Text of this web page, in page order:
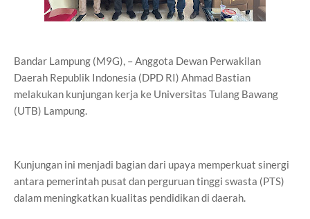
Bandar Lampung (M9G), – Anggota Dewan Perwakilan
Daerah Republik Indonesia (DPD RI) Ahmad Bastian
melakukan kunjungan kerja ke Universitas Tulang Bawang
(UTB) Lampung.
Kunjungan ini menjadi bagian dari upaya memperkuat sinergi
antara pemerintah pusat dan perguruan tinggi swasta (PTS)
dalam meningkatkan kualitas pendidikan di daerah.